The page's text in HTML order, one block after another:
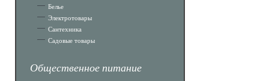
Белье
Электротовары
Сантехника
Садовые товары
Общественное питание